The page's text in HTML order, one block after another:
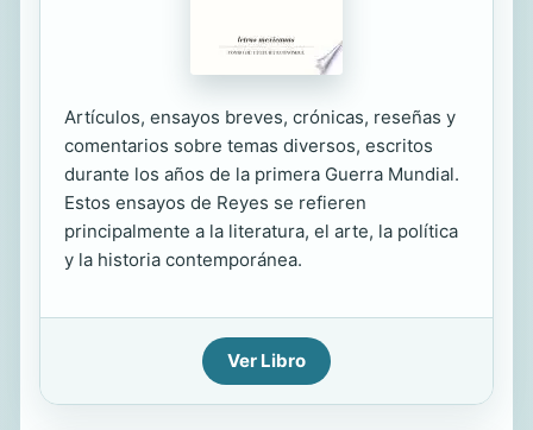
Artículos, ensayos breves, crónicas, reseñas y
comentarios sobre temas diversos, escritos
durante los años de la primera Guerra Mundial.
Estos ensayos de Reyes se refieren
principalmente a la literatura, el arte, la política
y la historia contemporánea.
Ver Libro